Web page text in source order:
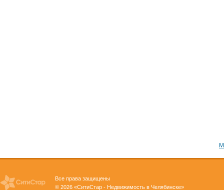
Все права защищены
© 2026 «СитиСтар - Недвижимость в Челябинске»